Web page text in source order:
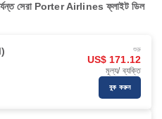
সেরা Porter Airlines ফ্লাইট ডিল
শুরু
US$ 171.12
মূল্য/ ব্যক্তি
বুক করুন